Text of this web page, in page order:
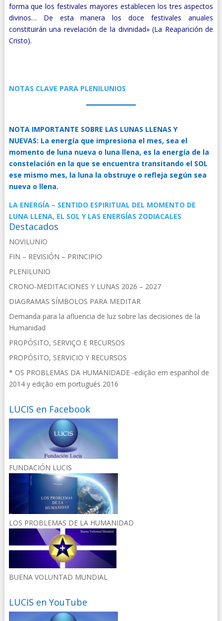
forma que los festivales mayores establecen los tres aspectos
divinos… De esta manera los doce festivales anuales
constituirán una revelación de la divinidad» (La Reaparición de
Cristo).
NOTAS CLAVE PARA PLENILUNIOS
NOTA IMPORTANTE SOBRE LAS LUNAS LLENAS Y
NUEVAS: La energía que impresiona el mes, sea el
momento de luna nueva o luna llena, es la energía de la
constelación en la que se encuentra transitando el SOL
ese mismo mes, la luna la obstruye o refleja según sea
nueva o llena.
LA ENERGÍA – SENTIDO ESPIRITUAL DEL MOMENTO DE
LUNA LLENA, EL SOL Y LAS ENERGÍAS ZODIACALES
Destacados
NOVILUNIO
FIN – REVISIÓN – PRINCIPIO
PLENILUNIO
CRONO-MEDITACIONES Y LUNAS 2026 – 2027
DIAGRAMAS SÍMBOLOS PARA MEDITAR
Demanda para la afluencia de luz sobre las decisiones de la
Humanidad
PROPÓSITO, SERVIÇO E RECURSOS
PROPÓSITO, SERVICIO Y RECURSOS
* OS PROBLEMAS DA HUMANIDADE -edição em espanhol de
2014 y edição em portugués 2016
LUCIS en Facebook
FUNDACIÓN LUCIS
LOS PROBLEMAS DE LA HUMANIDAD
BUENA VOLUNTAD MUNDIAL
LUCIS en YouTube